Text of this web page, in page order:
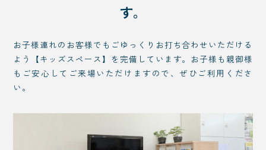
す。
お子様連れのお客様でもごゆっくりお打ち合わせいただける
よう【キッズスペース】を完備しています。お子様も親御様
もご安心してご来場いただけますので、ぜひご利用くださ
い。